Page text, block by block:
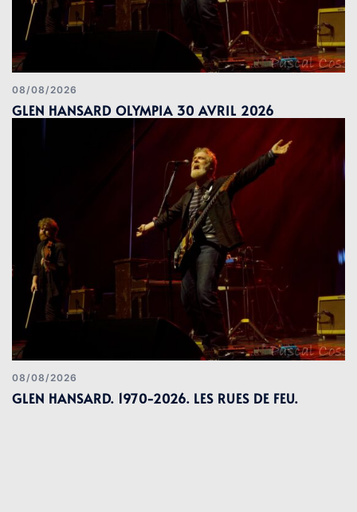
08/08/2026
GLEN HANSARD OLYMPIA 30 AVRIL 2026
08/08/2026
GLEN HANSARD. 1970-2026. LES RUES DE FEU.